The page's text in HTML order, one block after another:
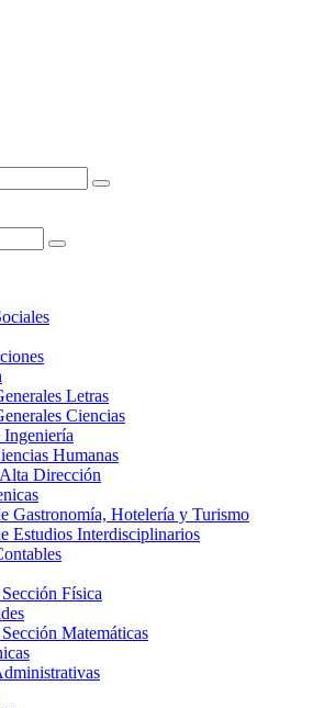
Letras
Ciencias
Ingeniería
Humanas
Dirección
Gastronomía, Hotelería y Turismo
Estudios Interdisciplinarios
Física
Matemáticas